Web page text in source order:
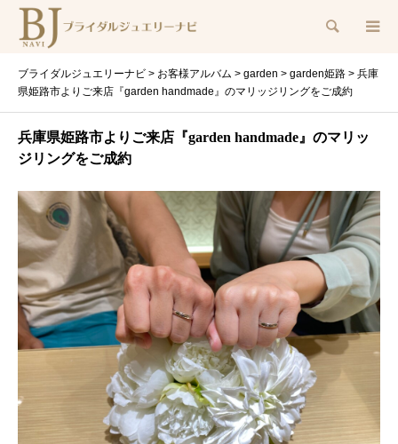
検索
ブライダルジュエリーナビ > お客様アルバム > garden > garden姫路 > 兵庫
県姫路市よりご来店『garden handmade』のマリッジリングをご成約
兵庫県姫路市よりご来店『garden handmade』のマリッ
ジリングをご成約